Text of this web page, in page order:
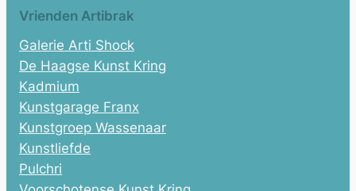
Vrienden Artibrak
Galerie Arti Shock
De Haagse Kunst Kring
Kadmium
Kunstgarage Franx
Kunstgroep Wassenaar
Kunstliefde
Pulchri